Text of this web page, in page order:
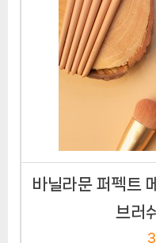
바닐라문 퍼펙트
브러